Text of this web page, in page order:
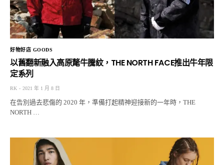
好物好店 GOODS
以舊翻新融入高原氂牛騰紋，THE NORTH FACE推出牛年限
定系列
RK 2021 年 1 月 8 日
在告別過去悲傷的 2020 年，準備打起精神迎接新的一年時，THE
NORTH …